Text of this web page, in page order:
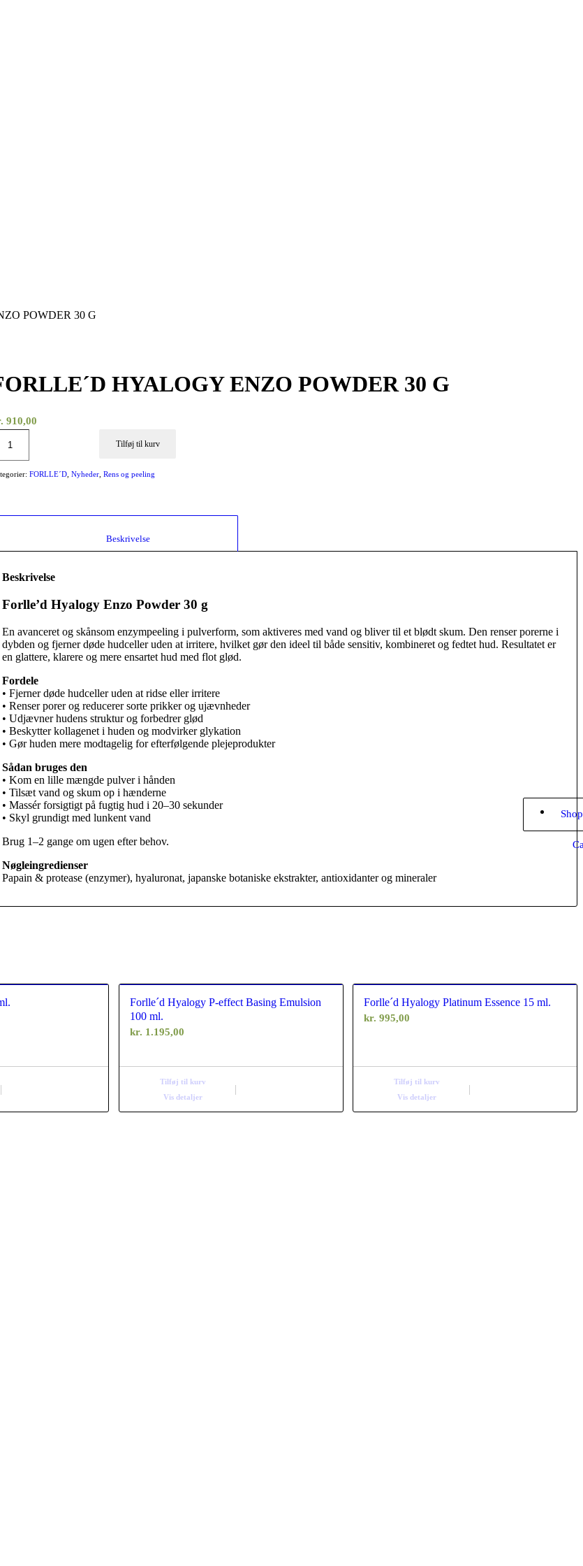
POWDER 30 G
HYALOGY ENZO POWDER 30 G
910,00
Tilføj til kurv
FORLLE´D ,Nyheder ,Rens og peeling
Beskrivelse
Forlle’d Hyalogy Enzo Powder 30 g
En avanceret og skånsom enzympeeling i pulverform, som aktiveres med vand og bliver til et blødt skum. Den renser porerne i
dybden og fjerner døde hudceller uden at irritere, hvilket gør den ideel til både sensitiv, kombineret og fedtet hud. Resultatet er
en glattere, klarere og mere ensartet hud med flot glød.
Fordele
• Fjerner døde hudceller uden at ridse eller irritere
• Renser porer og reducerer sorte prikker og ujævnheder
• Udjævner hudens struktur og forbedrer glød
• Beskytter kollagenet i huden og modvirker glykation
• Gør huden mere modtagelig for efterfølgende plejeprodukter
Sådan bruges den
• Kom en lille mængde pulver i hånden
• Tilsæt vand og skum op i hænderne
• Massér forsigtigt på fugtig hud i 20–30 sekunder
• Skyl grundigt med lunkent vand
Brug 1–2 gange om ugen efter behov.
Nøgleingredienser
Papain & protease (enzymer), hyaluronat, japanske botaniske ekstrakter, antioxidanter og mineraler
Forlle´d Hyalogy P-effect Basing Emulsion
100 ml.
kr. 1.195,00
Tilføj til kurv
Vis detaljer
Forlle´d Hyalogy Platinum Essence 15 ml.
kr. 995,00
Tilføj til kurv
Vis detaljer